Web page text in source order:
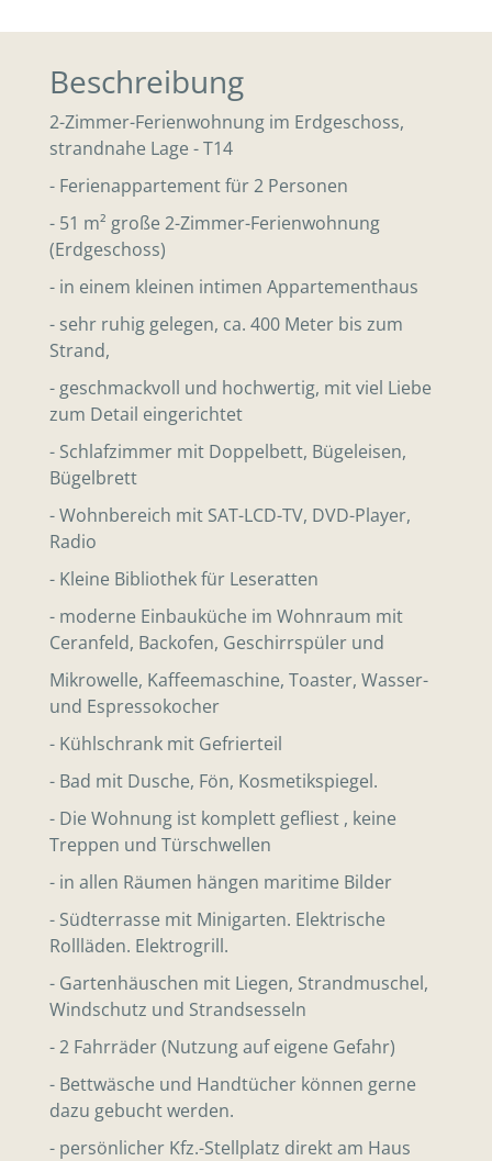
Beschreibung
2-Zimmer-Ferienwohnung im Erdgeschoss,
strandnahe Lage - T14
- Ferienappartement für 2 Personen
- 51 m² große 2-Zimmer-Ferienwohnung
(Erdgeschoss)
- in einem kleinen intimen Appartementhaus
- sehr ruhig gelegen, ca. 400 Meter bis zum
Strand,
- geschmackvoll und hochwertig, mit viel Liebe
zum Detail eingerichtet
- Schlafzimmer mit Doppelbett, Bügeleisen,
Bügelbrett
- Wohnbereich mit SAT-LCD-TV, DVD-Player,
Radio
- Kleine Bibliothek für Leseratten
- moderne Einbauküche im Wohnraum mit
Ceranfeld, Backofen, Geschirrspüler und
Mikrowelle, Kaffeemaschine, Toaster, Wasser-
und Espressokocher
- Kühlschrank mit Gefrierteil
- Bad mit Dusche, Fön, Kosmetikspiegel.
- Die Wohnung ist komplett gefliest , keine
Treppen und Türschwellen
- in allen Räumen hängen maritime Bilder
- Südterrasse mit Minigarten. Elektrische
Rollläden. Elektrogrill.
- Gartenhäuschen mit Liegen, Strandmuschel,
Windschutz und Strandsesseln
- 2 Fahrräder (Nutzung auf eigene Gefahr)
- Bettwäsche und Handtücher können gerne
dazu gebucht werden.
- persönlicher Kfz.-Stellplatz direkt am Haus